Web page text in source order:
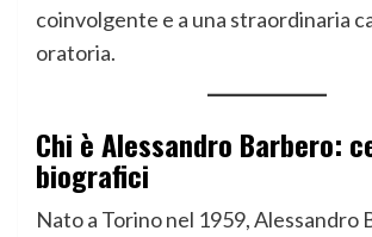
coinvolgente e a una straordinaria
oratoria.
Chi è Alessandro Barbero:
biografici
Nato a Torino nel 1959, Alessandro